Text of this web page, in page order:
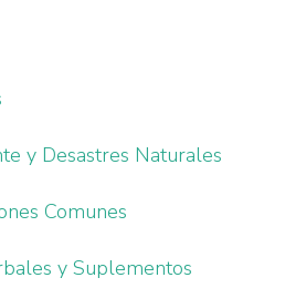
y Desastres Naturales
Comunes
y Suplementos